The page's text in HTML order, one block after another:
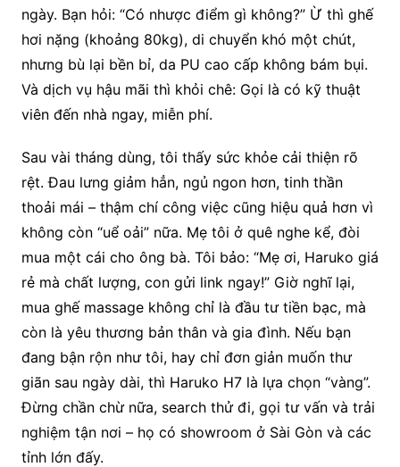
ngày. Bạn hỏi: “Có nhược điểm gì không?” Ừ thì ghế
hơi nặng (khoảng 80kg), di chuyển khó một chút,
nhưng bù lại bền bỉ, da PU cao cấp không bám bụi.
Và dịch vụ hậu mãi thì khỏi chê: Gọi là có kỹ thuật
viên đến nhà ngay, miễn phí.
Sau vài tháng dùng, tôi thấy sức khỏe cải thiện rõ
rệt. Đau lưng giảm hẳn, ngủ ngon hơn, tinh thần
thoải mái – thậm chí công việc cũng hiệu quả hơn vì
không còn “uể oải” nữa. Mẹ tôi ở quê nghe kể, đòi
mua một cái cho ông bà. Tôi bảo: “Mẹ ơi, Haruko giá
rẻ mà chất lượng, con gửi link ngay!” Giờ nghĩ lại,
mua ghế massage không chỉ là đầu tư tiền bạc, mà
còn là yêu thương bản thân và gia đình. Nếu bạn
đang bận rộn như tôi, hay chỉ đơn giản muốn thư
giãn sau ngày dài, thì Haruko H7 là lựa chọn “vàng”.
Đừng chần chừ nữa, search thử đi, gọi tư vấn và trải
nghiệm tận nơi – họ có showroom ở Sài Gòn và các
tỉnh lớn đấy.